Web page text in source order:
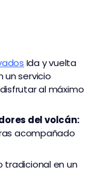
Ida y vuelta
un servicio
al máximo
del volcán:
acompañado
en un